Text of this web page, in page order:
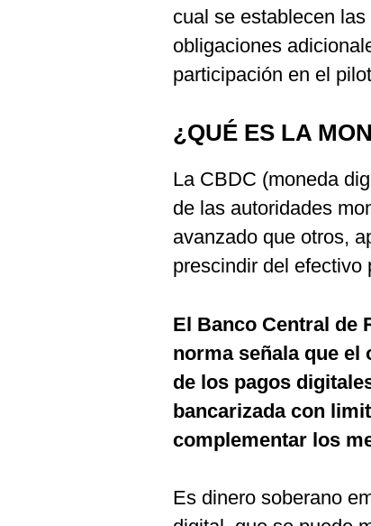
cual se establecen
obligaciones
participación en el
¿QUÉ ES LA
La CBDC (moneda
de las autoridades
avanzado que otros,
prescindir del efectivo
El Banco Central de
norma señala que el
de los pagos
bancarizada con
complementar los
Es dinero soberano